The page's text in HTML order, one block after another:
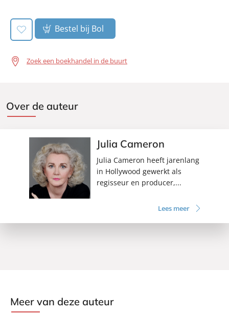
Bestel bij Bol
Zoek een boekhandel in de buurt
Over de auteur
Julia Cameron
Julia Cameron heeft jarenlang
in Hollywood gewerkt als
regisseur en producer,...
Lees meer
Meer van deze auteur